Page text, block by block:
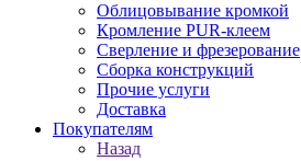
Облицовывание кромкой
Кромление PUR-клеем
Сверление и фрезерование
Сборка конструкций
Прочие услуги
Доставка
Покупателям
Назад